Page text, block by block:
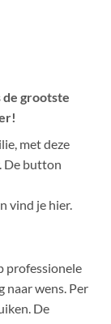
de grootste
met deze
De button
vind je hier.
professionele
naar wens. Per
De